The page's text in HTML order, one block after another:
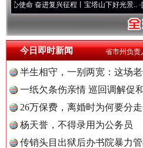
复兴征程丨宝塔山下好光景..·[视频]因党而
今日即时新闻
半生相守，一别两宽：这场
一纸欠条伤亲情 巡回调解促
26万保费，离婚时为何要分
杨天誉，不得录用为公务员
传销头目出狱后办书院暴力
省市州负责
“后车司机肯定在骂我”